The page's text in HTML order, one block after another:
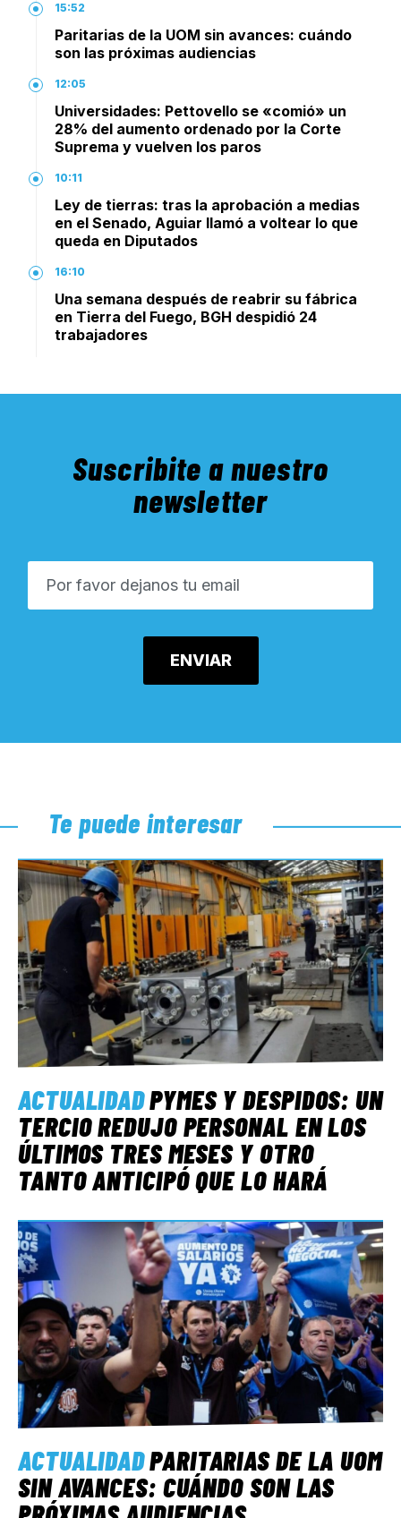
15:52
Paritarias de la UOM sin avances: cuándo
son las próximas audiencias
12:05
Universidades: Pettovello se «comió» un
28% del aumento ordenado por la Corte
Suprema y vuelven los paros
10:11
Ley de tierras: tras la aprobación a medias
en el Senado, Aguiar llamó a voltear lo que
queda en Diputados
16:10
Una semana después de reabrir su fábrica
en Tierra del Fuego, BGH despidió 24
trabajadores
Suscribite a nuestro
newsletter
Te puede interesar
ACTUALIDADPYMES Y DESPIDOS: UN
TERCIO REDUJO PERSONAL EN LOS
ÚLTIMOS TRES MESES Y OTRO
TANTO ANTICIPÓ QUE LO HARÁ
ACTUALIDADPARITARIAS DE LA UOM
SIN AVANCES: CUÁNDO SON LAS